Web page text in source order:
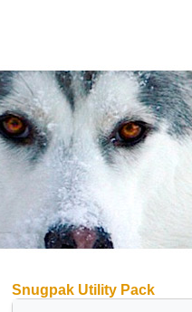
Snugpak Utility Pack